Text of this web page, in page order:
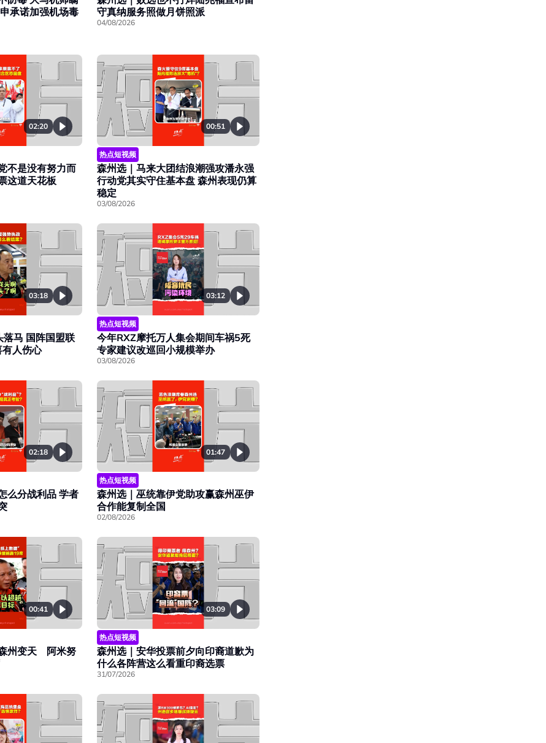
承诺加强机场毒
守真纳服务照做月饼照派
04/08/2026
02:20
不是没有努力而
这道天花板
00:51
热点短视频
森州选｜马来大团结浪潮强攻潘永强
行动党其实守住基本盘 森州表现仍算
稳定
03/08/2026
03:18
马 国阵国盟联
人伤心
03:12
热点短视频
今年RXZ摩托万人集会期间车祸5死
专家建议改巡回小规模举办
03/08/2026
02:18
么分战利品 学者
01:47
热点短视频
森州选｜巫统靠伊党助攻赢森州巫伊
合作能复制全国
02/08/2026
00:41
州变天 阿米努
03:09
热点短视频
森州选｜安华投票前夕向印裔道歉为
什么各阵营这么看重印裔选票
31/07/2026